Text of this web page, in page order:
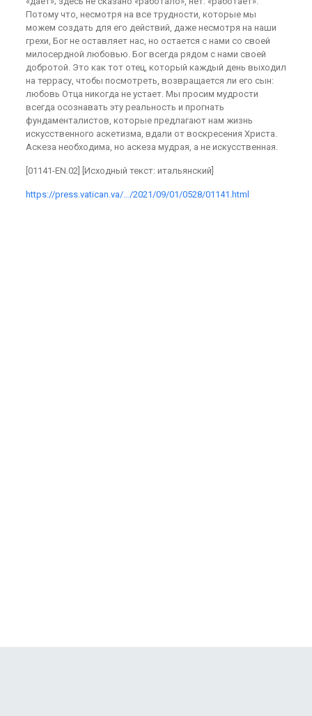
Потому что, несмотря на все трудности, которые мы
можем создать для его действий, даже несмотря на наши
грехи, Бог не оставляет нас, но остается с нами со своей
милосердной любовью. Бог всегда рядом с нами своей
добротой. Это как тот отец, который каждый день выходил
на террасу, чтобы посмотреть, возвращается ли его сын:
любовь Отца никогда не устает. Мы просим мудрости
всегда осознавать эту реальность и прогнать
фундаменталистов, которые предлагают нам жизнь
искусственного аскетизма, вдали от воскресения Христа.
Аскеза необходима, но аскеза мудрая, а не искусственная.
[01141-EN.02] [Исходный текст: итальянский]
https://press.vatican.va/…/2021/09/01/0528/01141.html